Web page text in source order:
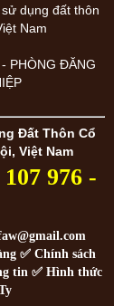
dụng đất thôn
Nam
PHÒNG ĐĂNG
Đất Thôn Cổ
Việt Nam
976 -
✅ Chính sách
tin ✅ Hình thức